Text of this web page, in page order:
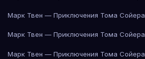
Марк Твен — Приключения Тома Сойера
Марк Твен — Приключения Тома Сойера
Марк Твен — Приключения Тома Сойера